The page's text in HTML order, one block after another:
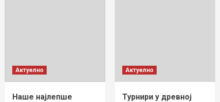
Актуелно
Наше најлепше
Актуелно
Турнири у древној